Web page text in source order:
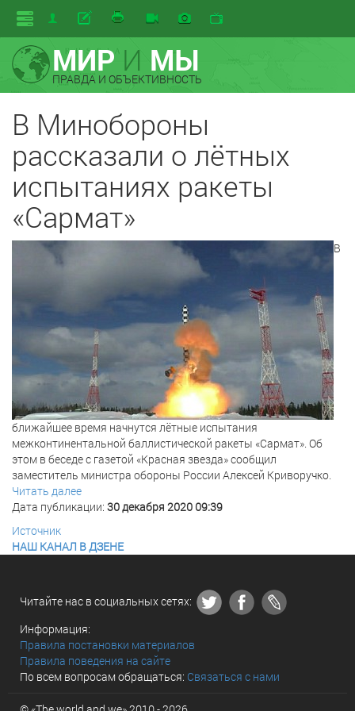
МИРИ МЫ
ПРАВДА И ОБЪЕКТИВНОСТЬ
В Минобороны
рассказали о лётных
испытаниях ракеты
«Сармат»
В
ближайшее время начнутся лётные испытания
межконтинентальной баллистической ракеты «Сармат». Об
этом в беседе с газетой «Красная звезда» сообщил
заместитель министра обороны России Алексей Криворучко.
Читать далее
Дата публикации: 30 декабря 2020 09:39
Источник
НАШ КАНАЛ В ДЗЕНЕ
Читайте нас в социальных сетях:
Информация:
Правила постановки материалов
Правила поведения на сайте
По всем вопросам обращаться: Связаться с нами